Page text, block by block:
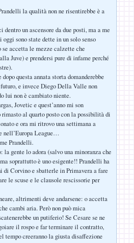
la qualità non ne risentirebbe è a
un ascensore da due posti, ma a me
sono state dette in un solo senso
accetta le mezze calzette che
Juve) e prendersi pure di infame perché
questa annata storta domanderebbe
e invece Diego Della Valle non
lui non è cambiato niente.
Jovetic e quest’anno mi son
al quarto posto con la possibilità di
e ora mi ritrovo una settimana a
nell’Europa League…
Prandelli.
gente lo adora (salvo una minoranza che
soprattutto è uno esigente!! Prandelli ha
Corvino e sbatterle in Primavera a fare
le scuse e le clausole rescissorie per
altrimenti deve andarsene: o accetta
cambi aria. Però non può mica
un putiferio! Se Cesare se ne
il rospo e far terminare il contratto,
tempo creeranno la giusta disaffezione